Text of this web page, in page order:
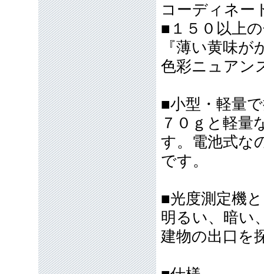
コーディネー
■１５０以上
『薄い黄味
色彩ニュアン
■小型・軽量
７０ｇと軽量
す。電池式な
です。
■光度測定機
明るい、暗い
建物の出口を